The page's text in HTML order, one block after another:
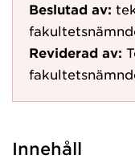
Beslutad av:
Reviderad av:
Innehåll